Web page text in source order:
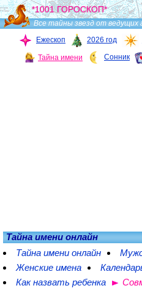
*1001 ГОРОСКОП*
Все тайны звезд от ведущих
Ежескоп
2026 год
Тайна имени Сонник
Тайна имени онлайн
Тайна имени онлайн
Женские имена
Как назвать ребенка